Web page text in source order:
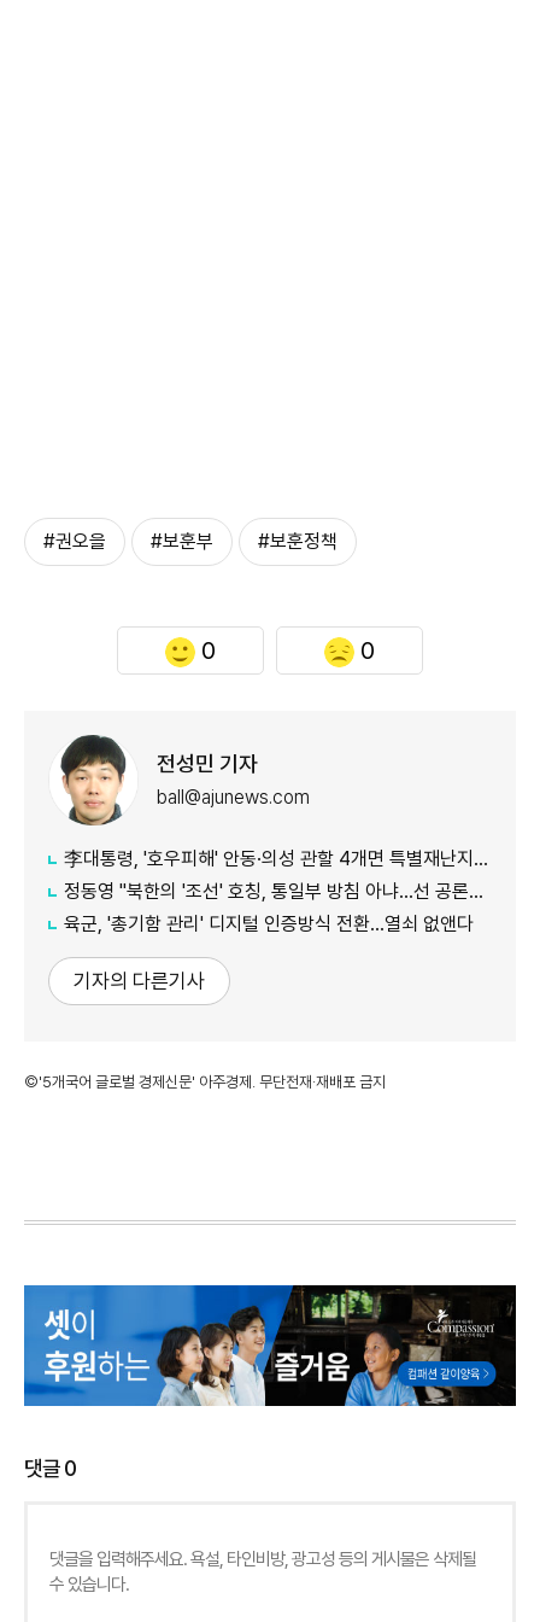
#권오을 #보훈부 #보훈정책
0 0
전성민 기자
ball@ajunews.com
李대통령, '호우피해' 안동·의성 관할 4개면 특별재난지역 선포
정동영 "북한의 '조선' 호칭, 통일부 방침 아냐...선 공론화 먼저"
육군, '총기함 관리' 디지털 인증방식 전환…열쇠 없앤다
기자의 다른기사
©'5개국어 글로벌 경제신문' 아주경제. 무단전재·재배포 금지
댓글0